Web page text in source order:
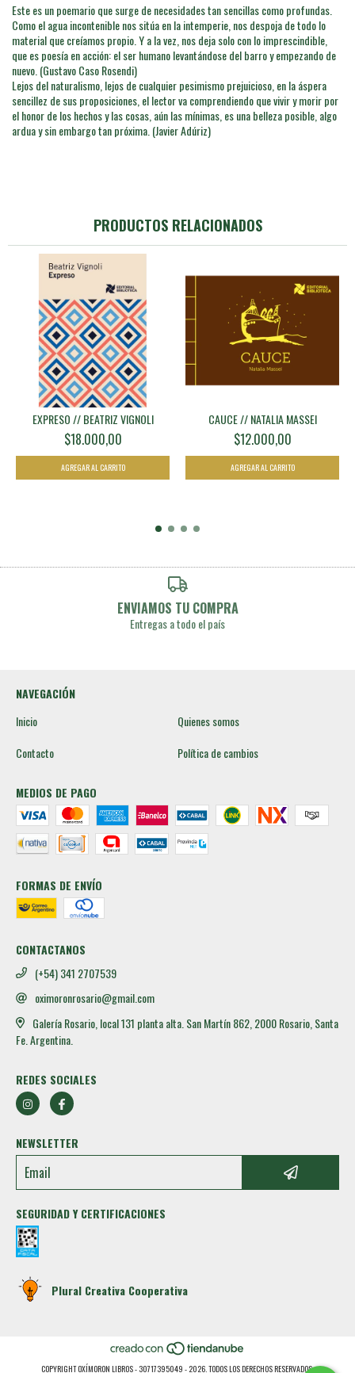
Este es un poemario que surge de necesidades tan sencillas como profundas.
Como el agua incontenible nos sitúa en la intemperie, nos despoja de todo lo
material que creíamos propio. Y a la vez, nos deja solo con lo imprescindible,
que es poesía en acción: el ser humano levantándose del barro y empezando de
nuevo. (Gustavo Caso Rosendi)
Lejos del naturalismo, lejos de cualquier pesimismo prejuicioso, en la áspera
sencillez de sus proposiciones, el lector va comprendiendo que vivir y morir por
el honor de los hechos y las cosas, aún las mínimas, es una belleza posible, algo
ardua y sin embargo tan próxima. (Javier Adúriz)
PRODUCTOS RELACIONADOS
EXPRESO // BEATRIZ VIGNOLI
$18.000,00
CAUCE // NATALIA MASSEI
$12.000,00
ENVIAMOS TU COMPRA
Entregas a todo el país
NAVEGACIÓN
Inicio
Quienes somos
Contacto
Política de cambios
MEDIOS DE PAGO
FORMAS DE ENVÍO
CONTACTANOS
(+54) 341 2707539
oximoronrosario@gmail.com
Galería Rosario, local 131 planta alta. San Martín 862, 2000 Rosario, Santa
Fe. Argentina.
REDES SOCIALES
NEWSLETTER
SEGURIDAD Y CERTIFICACIONES
Plural Creativa Cooperativa
COPYRIGHT OXÍMORON LIBROS - 30717395049 - 2026. TODOS LOS DERECHOS RESERVADOS.